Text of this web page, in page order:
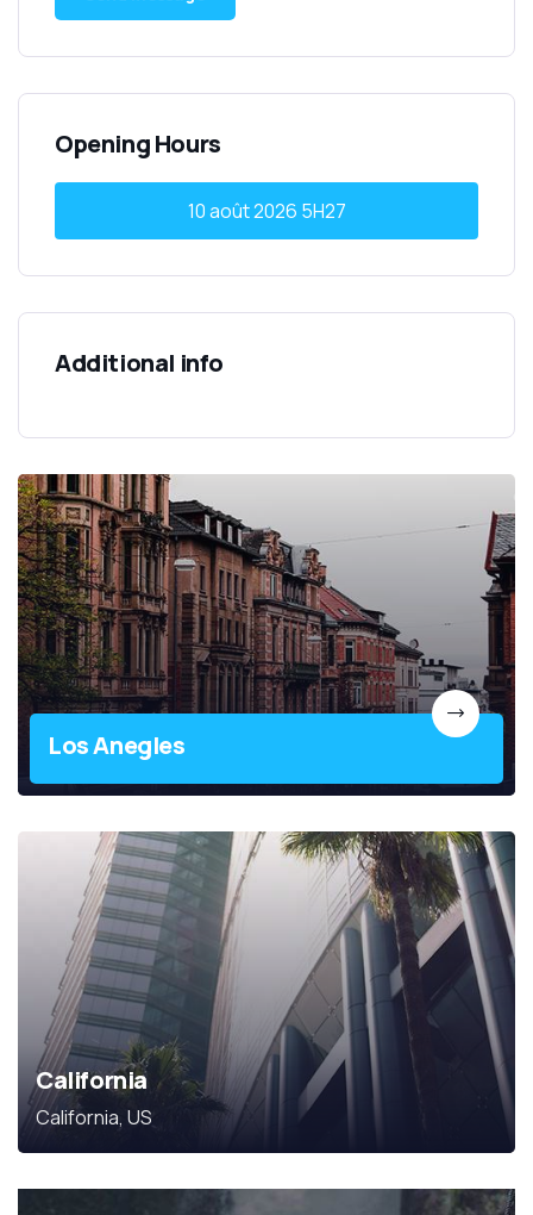
Opening Hours
10 août 2026 5H27
Additional info
Los Anegles
California
California, US